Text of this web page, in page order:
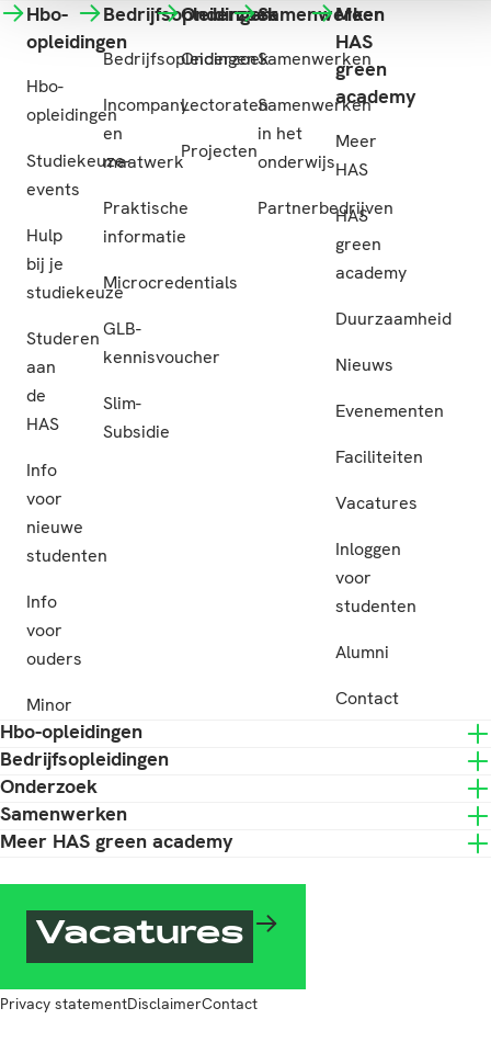
Hbo-
opleidingen
Hbo-
opleidingen
Studiekeuze-
events
Hulp
bij je
studiekeuze
Studeren
aan
de
HAS
Info
voor
nieuwe
studenten
Info
voor
ouders
Minor
Bedrijfsopleidingen
Bedrijfsopleidingen
Incompany
en
maatwerk
Praktische
informatie
Microcredentials
GLB-
kennisvoucher
Slim-
Subsidie
Onderzoek
Onderzoek
Lectoraten
Projecten
Samenwerken
Samenwerken
Samenwerken
in het
onderwijs
Partnerbedrijven
Meer
HAS
green
academy
Meer
HAS
HAS
green
academy
Duurzaamheid
Nieuws
Evenementen
Faciliteiten
Vacatures
Inloggen
voor
studenten
Alumni
Contact
Hbo-opleidingen
Bedrijfsopleidingen
Onderzoek
Samenwerken
Meer HAS green academy
Vacatures
Privacy statementDisclaimerContact